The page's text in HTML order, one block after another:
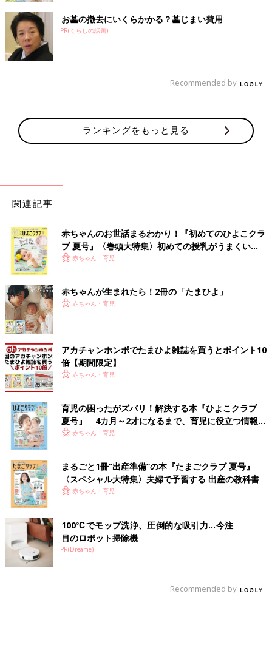
お墓の撤去にいくらかかる？墓じまい費用
PR(くらしの話題)
Recommended by
ランキングをもっと見る
関連記事
赤ちゃんのお世話まるわかり！『初めてのひよこクラ
ブ 夏号』〈巻頭大特集〉初めての授乳がうまくい
く！ おっぱい・ミルクの基本と夏のトラブル 解決テ
赤ちゃん・育児
赤ちゃんが生まれたら！2冊の「たまひよ」
赤ちゃん・育児
アカチャンホンポでたまひよ雑誌を買うとポイント10
倍【期間限定】
赤ちゃん・育児
育児の困ったがズバリ！解決する本『ひよこクラブ
夏号』 4カ月～2才になるまで、育児に役立つ情報が
いっぱい！
赤ちゃん・育児
まるごと1冊“出産準備”の本『たまごクラブ 夏号』
〈スペシャル大特集〉夫婦で予習する 出産の教科書
赤ちゃん・育児
100℃でモップ洗浄、圧倒的な吸引力…今注
目のロボット掃除機
PR(Dreame)
Recommended by